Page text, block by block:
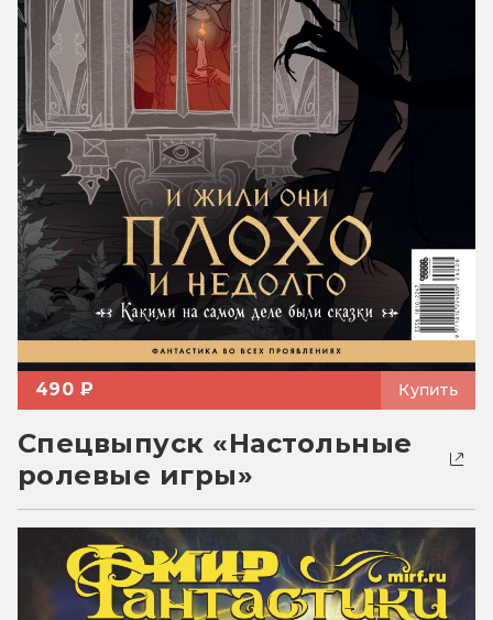
490 ₽ Купить
Спецвыпуск «Настольные
ролевые игры»